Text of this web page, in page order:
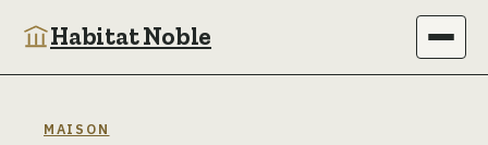
Habitat Noble
MAISON